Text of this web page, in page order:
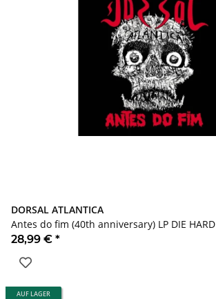
DORSAL ATLANTICA
Antes do fim (40th anniversary) LP DIE HARD
28,99 € *
AUF LAGER